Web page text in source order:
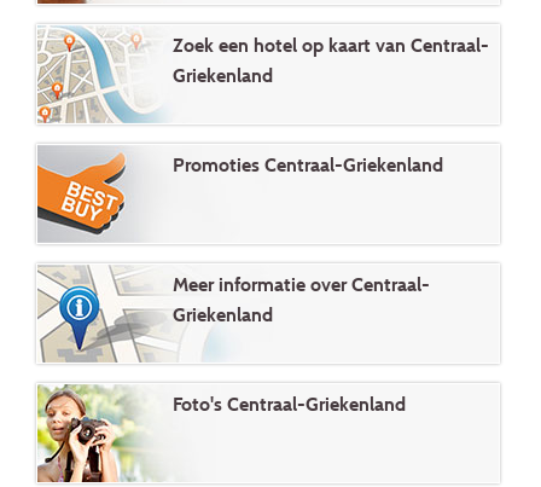
Zoek een hotel op kaart van Centraal-
Griekenland
Promoties Centraal-Griekenland
Meer informatie over Centraal-
Griekenland
Foto's Centraal-Griekenland